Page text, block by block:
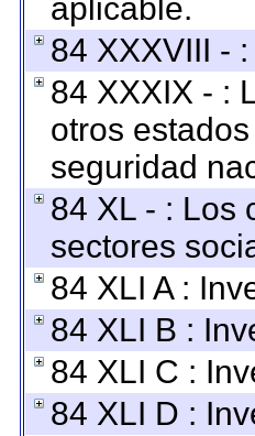
aplicable.
84 XXXVIII -
84 XXXIX - :
otros
seguridad
84 XL - : Los
sectores
84 XLI A :
84 XLI B :
84 XLI C :
84 XLI D :